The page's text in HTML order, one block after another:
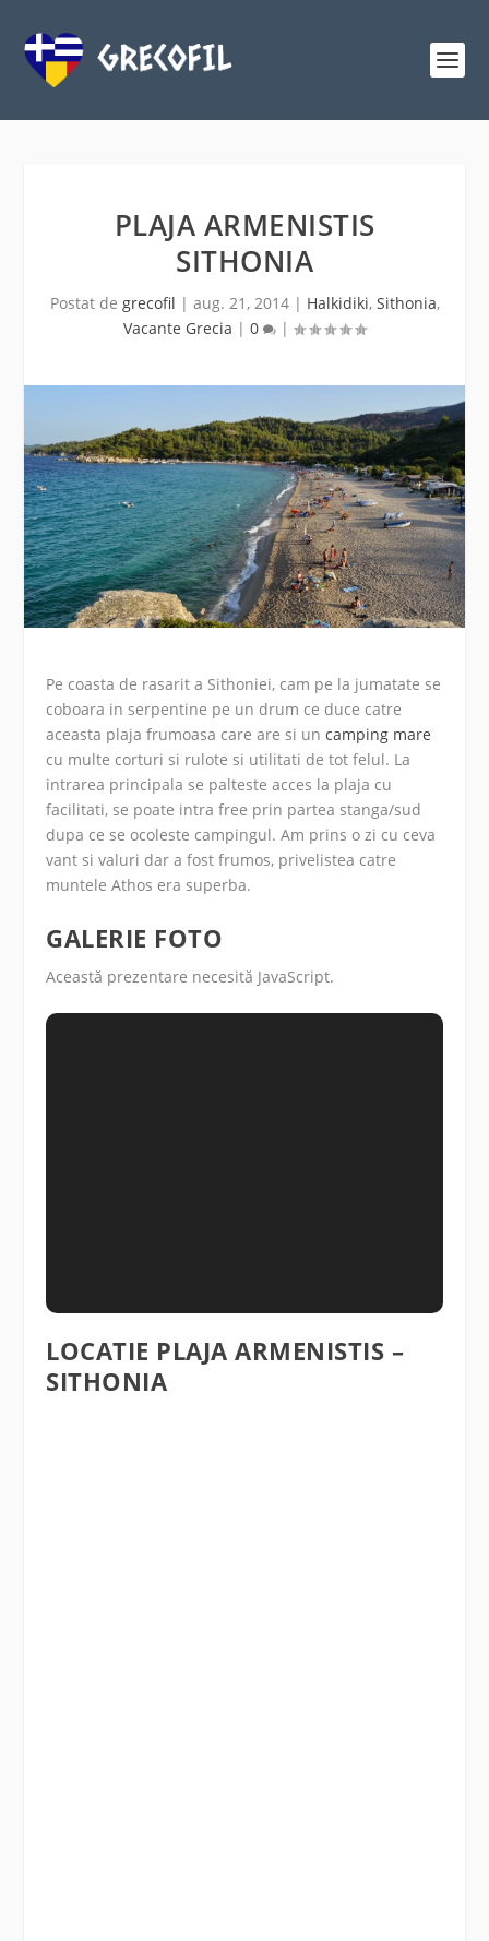
PLAJA ARMENISTIS
SITHONIA
Postat de grecofil | aug. 21, 2014| Halkidiki, Sithonia,
Vacante Grecia | 0 |
Pe coasta de rasarit a Sithoniei, cam pe la jumatate se
coboara in serpentine pe un drum ce duce catre
aceasta plaja frumoasa care are si un camping mare
cu multe corturi si rulote si utilitati de tot felul. La
intrarea principala se palteste acces la plaja cu
facilitati, se poate intra free prin partea stanga/sud
dupa ce se ocoleste campingul. Am prins o zi cu ceva
vant si valuri dar a fost frumos, privelistea catre
muntele Athos era superba.
GALERIE FOTO
Această prezentare necesită JavaScript.
LOCATIE PLAJA ARMENISTIS –
SITHONIA